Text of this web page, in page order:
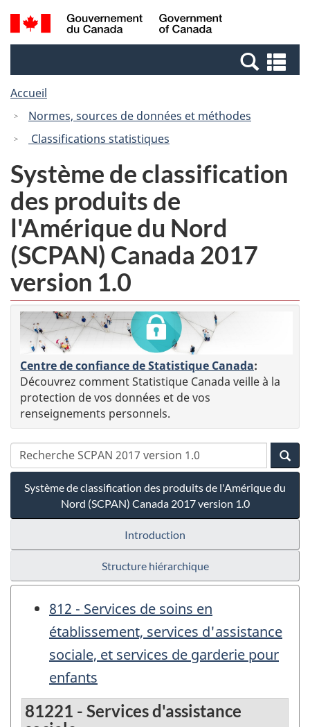
Passer
au
Passer
à
Canada
Recherche
et
et
Accueil
Normes, sources de données et méthodes
Classifications statistiques
Système de classification
des produits de
l'Amérique du Nord
(SCPAN) Canada 2017
version 1.0
Centre de confiance de Statistique Canada:
Découvrez comment Statistique Canada veille à la
protection de vos données et de vos
renseignements personnels.
Système de classification des produits de l'Amérique du
Nord (SCPAN) Canada 2017 version 1.0
Introduction
Structure hiérarchique
812 - Services de soins en
établissement, services d'assistance
sociale, et services de garderie pour
enfants
81221 - Services d'assistance